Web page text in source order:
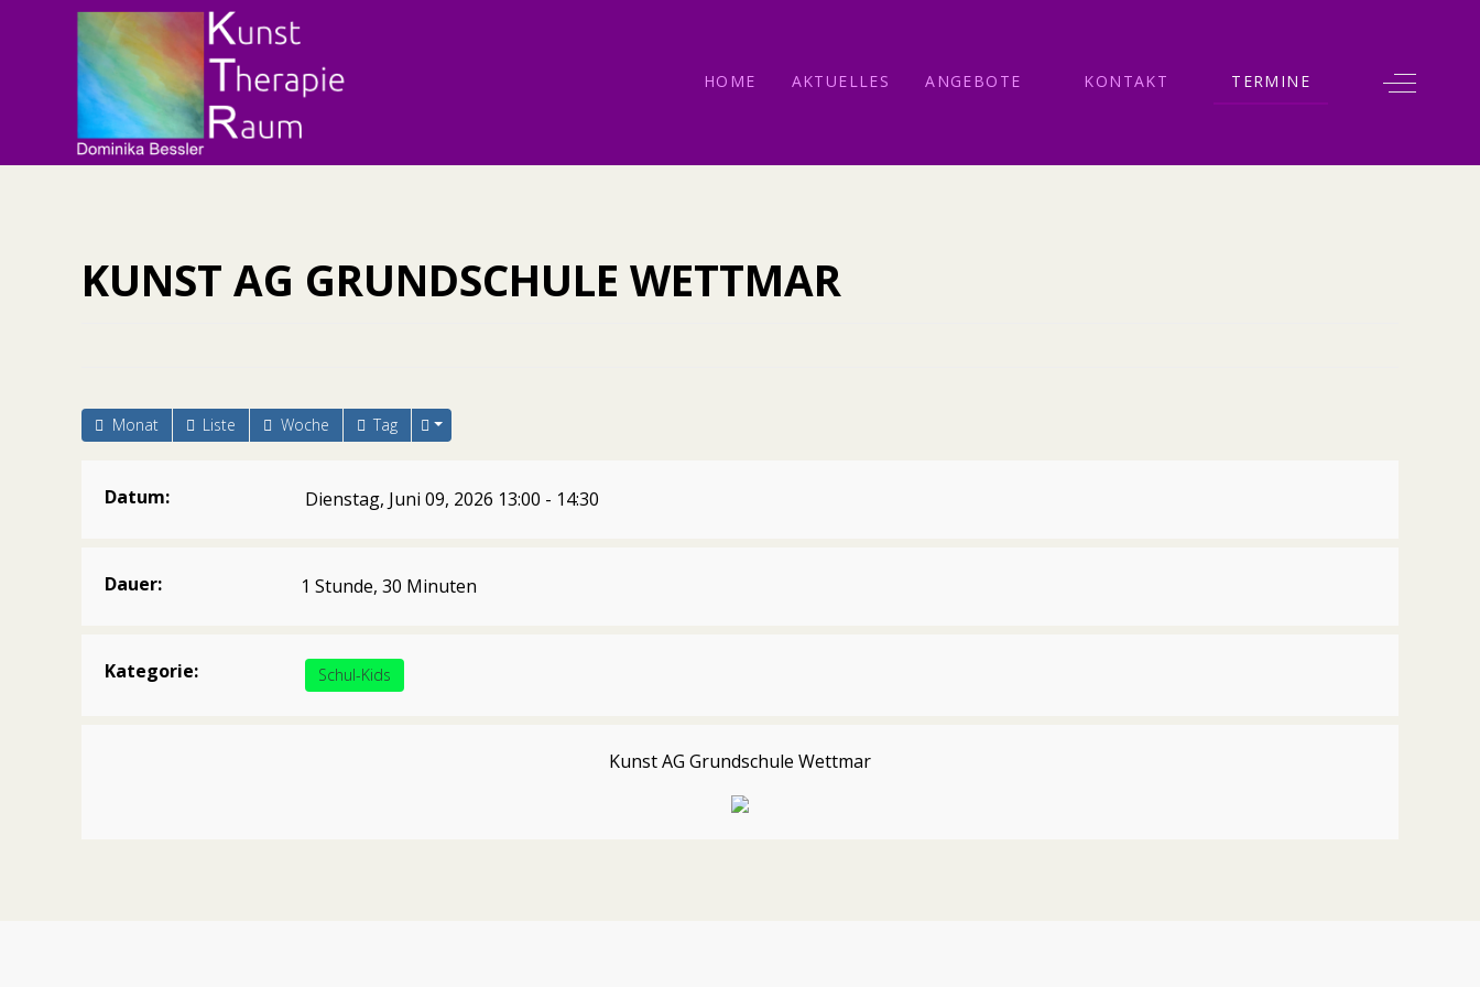
HOME AKTUELLES ANGEBOTE KONTAKT TERMINE Off-
KTR
KUNST AG GRUNDSCHULE WETTMAR
Monat Liste Woche Tag
Datum: Dienstag, Juni 09, 2026 13:00 - 14:30
Dauer: 1 Stunde, 30 Minuten
Kategorie: Schul-Kids
Kunst AG Grundschule Wettmar